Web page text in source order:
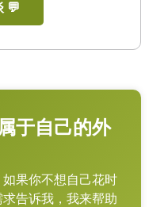
💬
于自己的外
果你不想自己花时
告诉我，我来帮助